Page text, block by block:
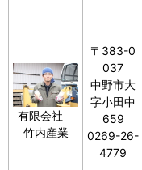
有限会社
竹内産業
〒383-0
037
中野市大
字小田中
659
0269-26-
4779